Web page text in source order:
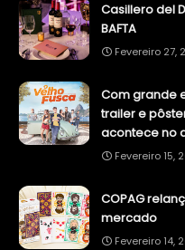
Casillero del
BAFTA
Fevereiro 27,
Com grande
trailer e
acontece no
Fevereiro 15,
COPAG
mercado
Fevereiro 14,